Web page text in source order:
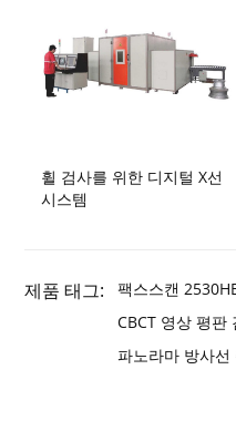
휠 검사를 위한 디지털 X선
시스템
제품 태그: 팩스스캔
CBCT 영상 평판
파노라마 방사선